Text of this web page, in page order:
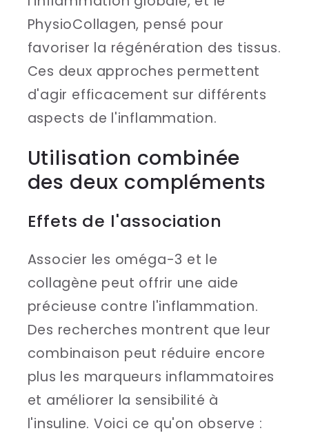
PhysioCollagen, pensé pour
favoriser la régénération des tissus.
Ces deux approches permettent
d'agir efficacement sur différents
aspects de l'inflammation.
Utilisation combinée
des deux compléments
Effets de l'association
Associer les oméga-3 et le
collagène peut offrir une aide
précieuse contre l'inflammation.
Des recherches montrent que leur
combinaison peut réduire encore
plus les marqueurs inflammatoires
et améliorer la sensibilité à
l'insuline. Voici ce qu'on observe :